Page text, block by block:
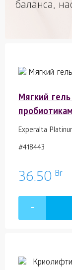
баланса,
Мягкий
Experalta
#418443
36.50 Br